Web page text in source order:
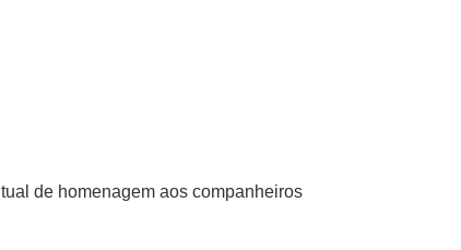
de homenagem aos companheiros